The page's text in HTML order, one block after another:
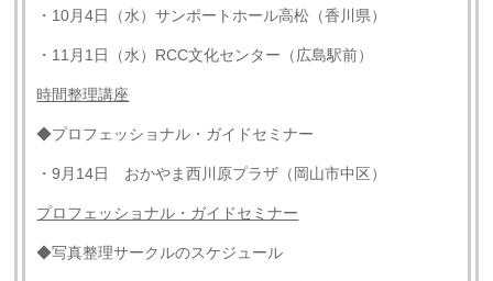
・10月4日（水）サンポートホール高松（香川県）
・11月1日（水）RCC文化センター（広島駅前）
時間整理講座
◆プロフェッショナル・ガイドセミナー
・9月14日 おかやま西川原プラザ（岡山市中区）
プロフェッショナル・ガイドセミナー
◆写真整理サークルのスケジュール